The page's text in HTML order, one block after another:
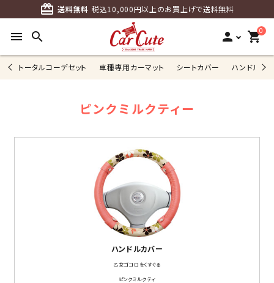
card_giftcard 送料無料 税込10,000円以上のお買上げで送料無料
menu search person 0
shopping_cart
トータルコーデセット 車種専用カーマット シートカバー ハンドルカ
ピンクミルクティー
ハンドルカバー
乙女ゴコロをくすぐる
ピンクミルクティ